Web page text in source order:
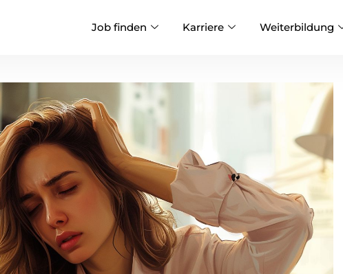
Job finden Karriere Weiterbildung